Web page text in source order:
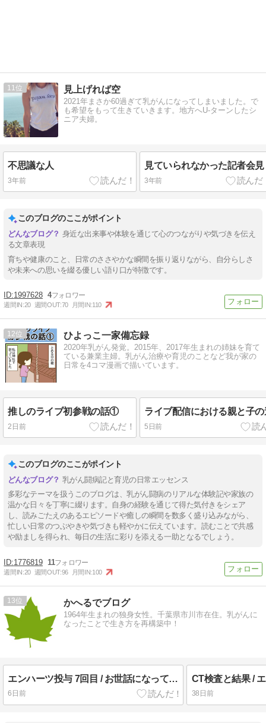
11 見上げれば空
2021年まさか60過ぎて乳がんになってしまいました。で
も希望をもって生きていきます。地方へU-ターンしたシ
ニア夫婦。
不思議な人
3年前
見ていられなかった記者会見
3年前
このブログのここがポイント
身近な出来事や体験を通じて心のつながりや気づきを伝え
る文章表現
育ちや健康のこと、日常のささやかな瞬間を振り返りながら、自分らしさ
や未来への思いを綴る優しい語り口が特徴です。
1997628 4
週間IN:20 週間OUT:70 月間IN:110
12 ひよっこ一家備忘録
2020年乳がん発覚。2015年、2017年生まれの姉妹を育て
ている兼業主婦。乳がん治療や育児のことなど我が家の
日常を4コマ漫画で描いています。
推しのライブ初参戦の話①
2日前
ライブ配信における親と子
5日前
このブログのここがポイント
乳がん闘病記と育児の日常エッセンス
多彩なテーマを扱うこのブログは、乳がん闘病のリアルな体験記や家族の
温かな日々を丁寧に綴ります。自身の経験を通じて得た気付きをシェア
し、読みごたえのあるエピソードや癒しの瞬間を数多く盛り込みながら、
忙しい日常のつぶやきや気づきも軽やかに伝えています。読むことで共感
や励ましを得られ、毎日の生活に彩りを添える一助となるでしょう。
1776819 11
週間IN:20 週間OUT:96 月間IN:100
13 かへるでブログ
1964年生まれの独身女性。千葉県市川市在住。乳がんに
なったことで生き方を再構築中！
エンハーツ投与 7回目 / お世話になっている方々へ報告 / うれしい収穫
6日前
CT検査と結果 /
38日前